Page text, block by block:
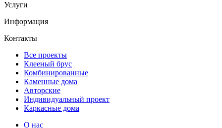
Услуги
Информация
Контакты
Все проекты
Клееный брус
Комбинированные
Каменные дома
Авторские
Индивидуальный проект
Каркасные дома
О нас